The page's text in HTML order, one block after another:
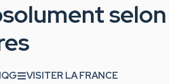
VISITER LA FRANCE